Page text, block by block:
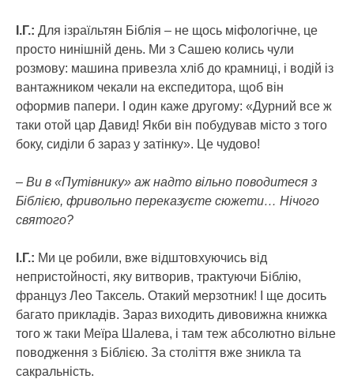
І.Г.: Для ізраїльтян Біблія – не щось міфологічне, це
просто нинішній день. Ми з Сашею колись чули
розмову: машина привезла хліб до крамниці, і водій із
вантажником чекали на експедитора, щоб він
оформив папери. І один каже другому: «Дурний все ж
таки отой цар Давид! Якби він побудував місто з того
боку, сиділи б зараз у затінку». Це чудово!
– Ви в «Путівнику» аж надто вільно поводитеся з
Біблією, фривольно переказуєте сюжети… Нічого
святого?
І.Г.: Ми це робили, вже відштовхуючись від
непристойності, яку витворив, трактуючи Біблію,
француз Лео Таксель. Отакий мерзотник! І ще досить
багато прикладів. Зараз виходить дивовижна книжка
того ж таки Меїра Шалева, і там теж абсолютно вільне
поводження з Біблією. За століття вже зникла та
сакральність.